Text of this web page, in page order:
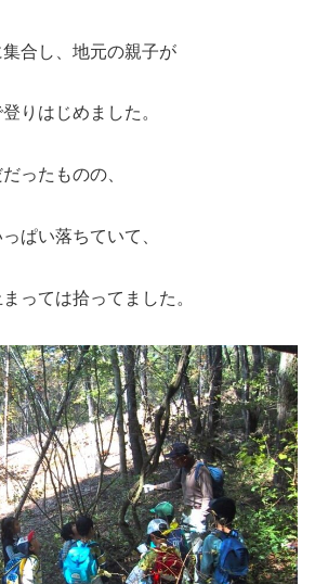
合し、地元の親子が
りはじめました。
ったものの、
ぱい落ちていて、
っては拾ってました。